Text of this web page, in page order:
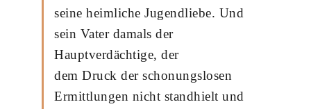
seine heimliche Jugendliebe. Und
sein Vater damals der
Hauptverdächtige, der
dem Druck der schonungslosen
Ermittlungen nicht standhielt und